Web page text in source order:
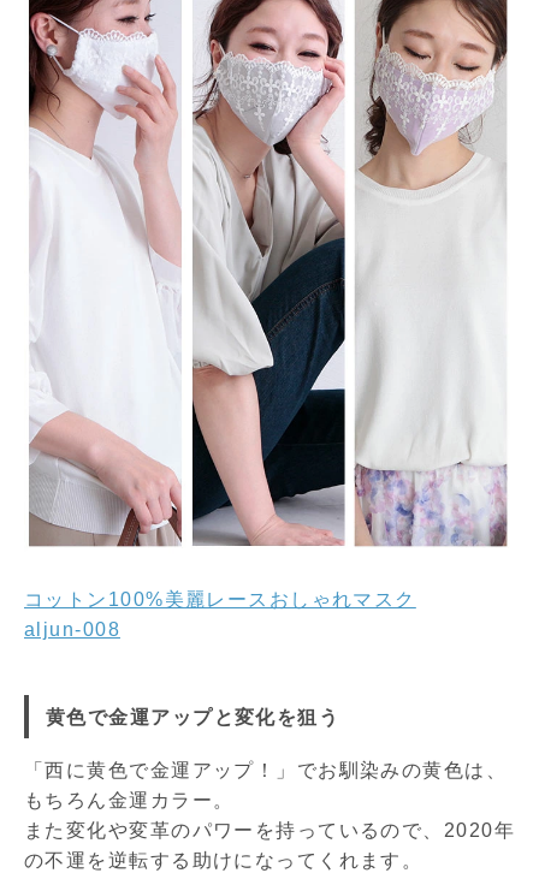
コットン100%美麗レースおしゃれマスク
aljun-008
黄色で金運アップと変化を狙う
「西に黄色で金運アップ！」でお馴染みの黄色は、
もちろん金運カラー。
また変化や変革のパワーを持っているので、2020年
の不運を逆転する助けになってくれます。